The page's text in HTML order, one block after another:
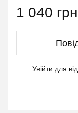
1 040 грн
Увійти для